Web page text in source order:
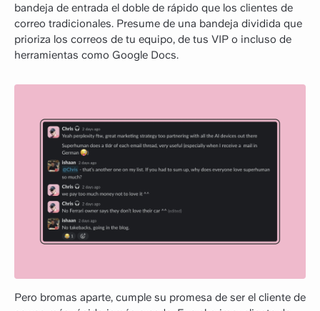
bandeja de entrada el doble de rápido que los clientes de
correo tradicionales. Presume de una bandeja dividida que
prioriza los correos de tu equipo, de tus VIP o incluso de
herramientas como Google Docs.
Pero bromas aparte, cumple su promesa de ser el cliente de